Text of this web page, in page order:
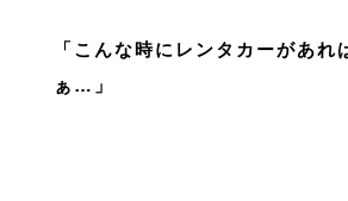
「こんな時にレンタカーがあれ
ぁ…」